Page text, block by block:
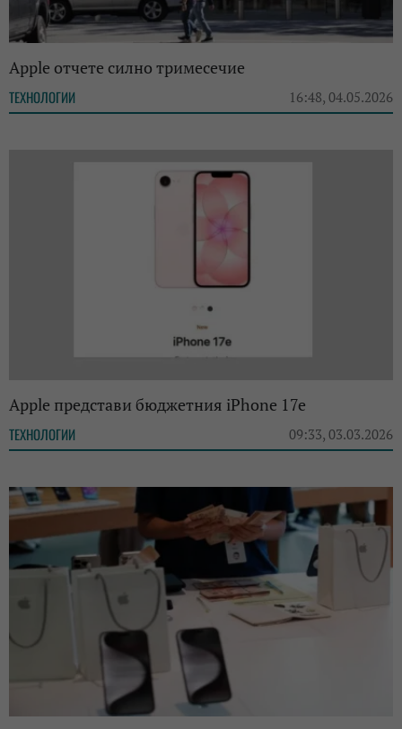
Apple отчете силно тримесечие
ТЕХНОЛОГИИ 16:48, 04.05.2026
Apple представи бюджетния iPhone 17e
ТЕХНОЛОГИИ 09:33, 03.03.2026